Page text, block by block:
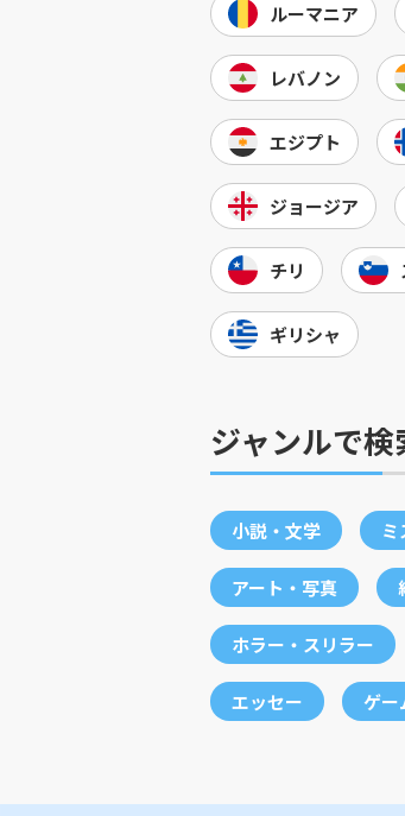
ルーマニア
レバノン
エジプト
ジョージア
チリ
ギリシャ
ジャンルで検
小説・文学 ミ
アート・写真
ホラー・スリラー
エッセー ゲー